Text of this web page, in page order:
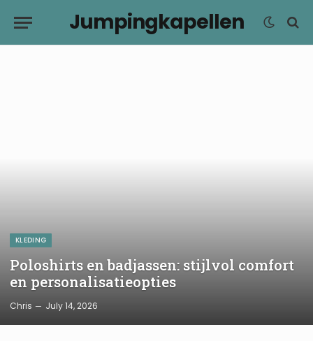
Jumpingkapellen
KLEDING
Poloshirts en badjassen: stijlvol comfort
en personalisatieopties
Chris July 14, 2026